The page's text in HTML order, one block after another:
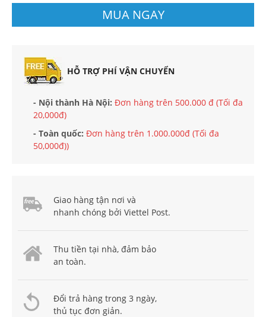
MUA NGAY
HỖ TRỢ PHÍ VẬN CHUYỂN
- Nội thành Hà Nội: Đơn hàng trên 500.000 đ (Tối đa
20,000đ)
- Toàn quốc: Đơn hàng trên 1.000.000đ (Tối đa
50,000đ))
Giao hàng tận nơi và
nhanh chóng bởi Viettel Post.
Thu tiền tại nhà, đảm bảo
an toàn.
Đổi trả hàng trong 3 ngày,
thủ tục đơn giản.